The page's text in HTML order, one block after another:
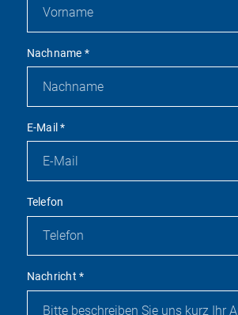
Nachname *
E-Mail*
Telefon
Nachricht*